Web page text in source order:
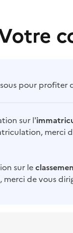
pour profiter
sur l'
merci
sur le
de vous